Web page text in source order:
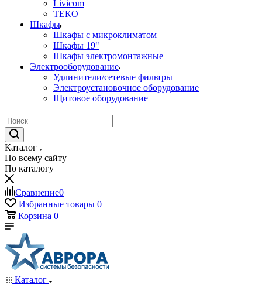
Livicom
ТЕКО
Шкафы
Шкафы с микроклиматом
Шкафы 19"
Шкафы электромонтажные
Электрооборудование
Удлинители/сетевые фильтры
Электроустановочное оборудование
Щитовое оборудование
Каталог
По всему сайту
По каталогу
Сравнение0
Избранные товары 0
Корзина 0
Каталог